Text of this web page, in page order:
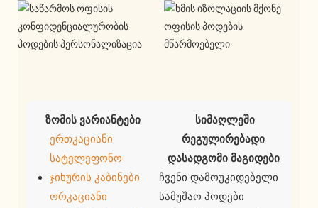
ზომის ვარიანტები
ერთკაციანი
სატელეფონო
ჯიხურის კაბინები
ორკაციანი
სიმაღლეში
რეგულირებადი
დასადგომი მაგიდები
ჩვენი დამოუკიდებელი
სამუშაო პოდები